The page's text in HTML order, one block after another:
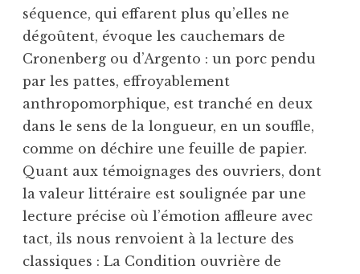
séquence, qui effarent plus qu’elles ne
dégoûtent, évoque les cauchemars de
Cronenberg ou d’Argento : un porc pendu
par les pattes, effroyablement
anthropomorphique, est tranché en deux
dans le sens de la longueur, en un souffle,
comme on déchire une feuille de papier.
Quant aux témoignages des ouvriers, dont
la valeur littéraire est soulignée par une
lecture précise où l’émotion affleure avec
tact, ils nous renvoient à la lecture des
classiques : La Condition ouvrière de